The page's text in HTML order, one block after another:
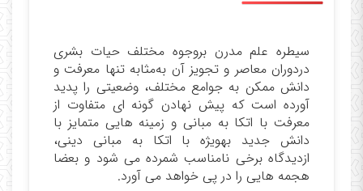
سیطره علم مدرن بروجوه مختلف حیات بشری
دردوران معاصر و تجویز آن به‌مثابه تنها معرفت و
دانش ممکن به جوامع مختلف، وضعیتی را پدید
آورده است که پیش نهادن گونه ­ای متفاوت از
معرفت با اتکا به مبانی و‌ زمینه‏ هایی متمایز با
دانش جدید به‏ویژه با اتکا به مبانی دینی،
ازدیدگاه برخی نامناسب شمرده می‏ شود و بعضا
هجمه‏ هایی را در پی خواهد‌ می ‏آورد.